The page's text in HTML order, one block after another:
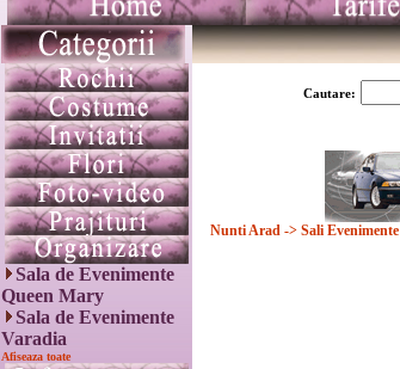
Sala de Evenimente
Queen Mary
Sala de Evenimente
Varadia
Afiseaza toate
Cautare:
Nunti Arad -> Sali Evenimente